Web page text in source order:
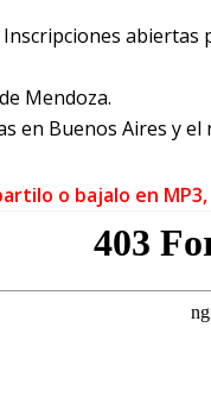
Inscripciones abiertas
Mendoza.
en Buenos Aires y el
o bajalo en MP3,